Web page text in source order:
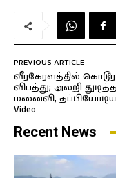
PREVIOUS ARTICLE
வீரகேரளத்தில் கொடூர
விபத்து; அலறி துடித்த
மனைவி, தப்பியோடிய
Video
Recent News